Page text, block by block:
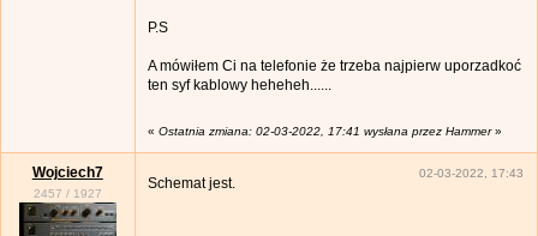
P.S
A mówiłem Ci na telefonie że trzeba najpierw uporzadkoć
ten syf kablowy heheheh......
« Ostatnia zmiana: 02-03-2022, 17:41 wysłana przez Hammer»
Wojciech7
2457 / 1927
02-03-2022, 17:43
Schemat jest.